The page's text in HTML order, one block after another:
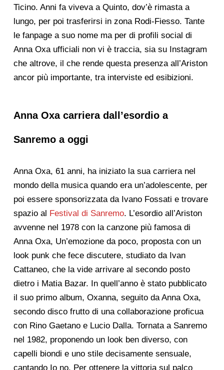
Ticino. Anni fa viveva a Quinto, dov’è rimasta a
lungo, per poi trasferirsi in zona Rodi-Fiesso. Tante
le fanpage a suo nome ma per di profili social di
Anna Oxa ufficiali non vi è traccia, sia su Instagram
che altrove, il che rende questa presenza all’Ariston
ancor più importante, tra interviste ed esibizioni.
Anna Oxa carriera dall’esordio a
Sanremo a oggi
Anna Oxa, 61 anni, ha iniziato la sua carriera nel
mondo della musica quando era un’adolescente, per
poi essere sponsorizzata da Ivano Fossati e trovare
spazio al Festival di Sanremo. L’esordio all’Ariston
avvenne nel 1978 con la canzone più famosa di
Anna Oxa, Un’emozione da poco, proposta con un
look punk che fece discutere, studiato da Ivan
Cattaneo, che la vide arrivare al secondo posto
dietro i Matia Bazar. In quell’anno è stato pubblicato
il suo primo album, Oxanna, seguito da Anna Oxa,
secondo disco frutto di una collaborazione proficua
con Rino Gaetano e Lucio Dalla. Tornata a Sanremo
nel 1982, proponendo un look ben diverso, con
capelli biondi e uno stile decisamente sensuale,
cantando Io no. Per ottenere la vittoria sul palco